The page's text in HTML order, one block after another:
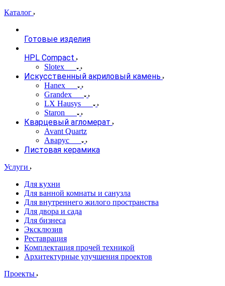
Каталог
Готовые изделия
HPL Compact
Slotex
Искусственный акриловый камень
Hanex
Grandex
LX Hausys
Staron
Кварцевый агломерат
Avant Quartz
Аварус
Листовая керамика
Услуги
Для кухни
Для ванной комнаты и санузла
Для внутреннего жилого пространства
Для двора и сада
Для бизнеса
Эксклюзив
Реставрация
Комплектация прочей техникой
Архитектурные улучшения проектов
Проекты